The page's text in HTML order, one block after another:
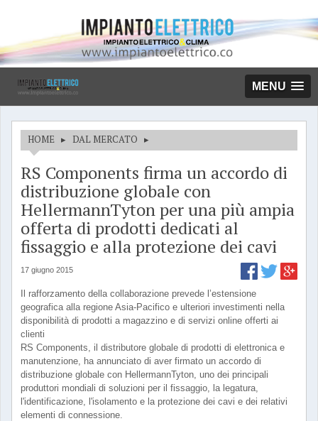
MENU
HOME ▸ DAL MERCATO ▸
RS Components firma un accordo di
distribuzione globale con
HellermannTyton per una più ampia
offerta di prodotti dedicati al
fissaggio e alla protezione dei cavi
17 giugno 2015
Il rafforzamento della collaborazione prevede l’estensione
geografica alla regione Asia-Pacifico e ulteriori investimenti nella
disponibilità di prodotti a magazzino e di servizi online offerti ai
clienti
RS Components, il distributore globale di prodotti di elettronica e
manutenzione, ha annunciato di aver firmato un accordo di
distribuzione globale con HellermannTyton, uno dei principali
produttori mondiali di soluzioni per il fissaggio, la legatura,
l'identificazione, l'isolamento e la protezione dei cavi e dei relativi
elementi di connessione.